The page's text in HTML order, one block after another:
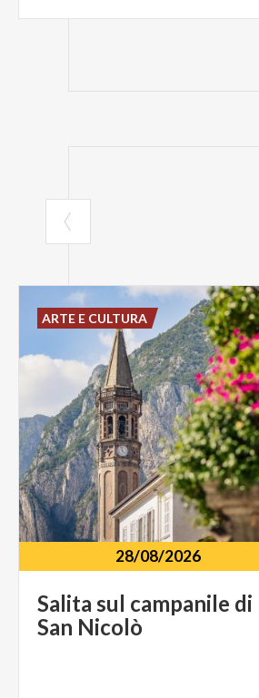
28/08/2026
Salita sul campanile di
San Nicolò
ARTE E CULTURA